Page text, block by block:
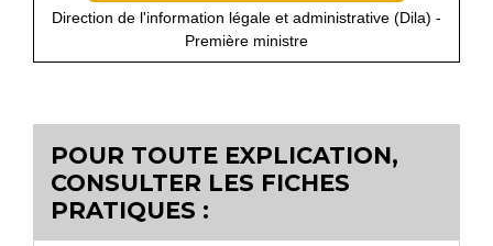
Direction de l'information légale et administrative (Dila) -
Première ministre
POUR TOUTE EXPLICATION,
CONSULTER LES FICHES
PRATIQUES :